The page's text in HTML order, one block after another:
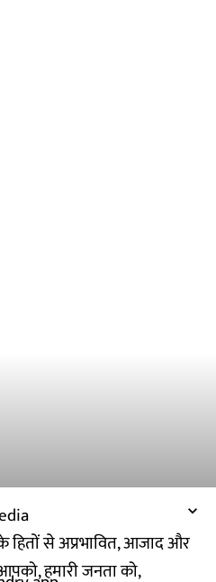
के हितों से अप्रभावित, आजाद और
हमारी जनता को,